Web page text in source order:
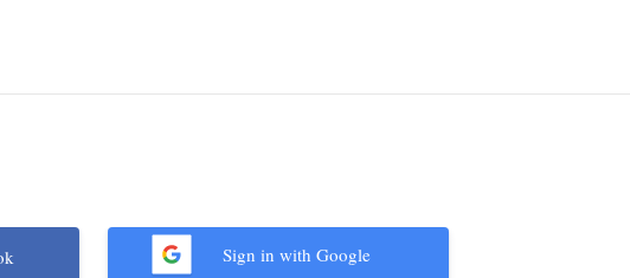
Sign in with Google